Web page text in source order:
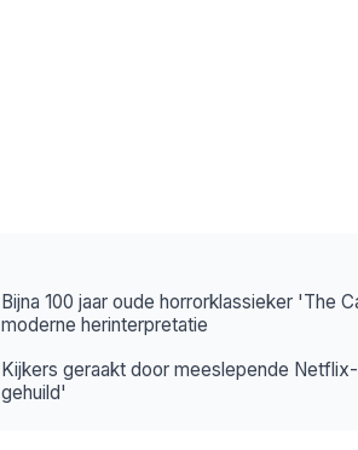
Bijna 100 jaar oude horrorklassieker 'The
moderne herinterpretatie
Kijkers geraakt door meeslepende
gehuild'